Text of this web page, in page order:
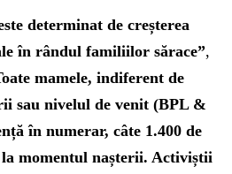
determinat de creșterea
în rândul familiilor sărace”,
mamele, indiferent de
sau nivelul de venit (BPL &
în numerar, câte 1.400 de
momentul nașterii. Activiștii